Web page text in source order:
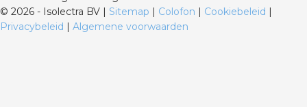
© 2026 - Isolectra BV | Sitemap | Colofon | Cookiebeleid |
Privacybeleid | Algemene voorwaarden